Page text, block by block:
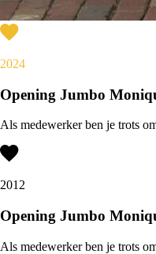
2024
Opening Jumbo
Als medewerker ben je trots
2012
Opening Jumbo
Als medewerker ben je trots